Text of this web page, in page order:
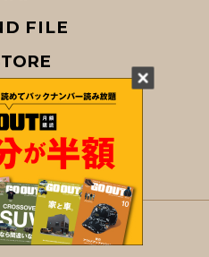
SAN-EI CORPORATION Co.,Ltd.
FILE